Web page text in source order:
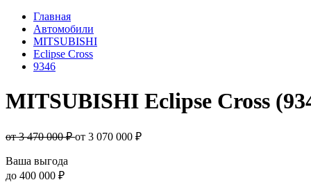
Главная
Автомобили
MITSUBISHI
Eclipse Cross
9346
MITSUBISHI Eclipse Cross
от 3 470 000 ₽от 3 070 000 ₽
Ваша выгода
до 400 000 ₽